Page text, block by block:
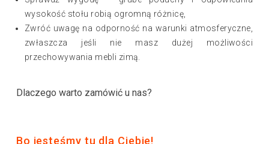
wysokość stołu robią ogromną różnicę,
Zwróć uwagę na odporność na warunki atmosferyczne,
zwłaszcza jeśli nie masz dużej możliwości
przechowywania mebli zimą.
Dlaczego warto zamówić u nas?
Bo jesteśmy tu dla Ciebie!